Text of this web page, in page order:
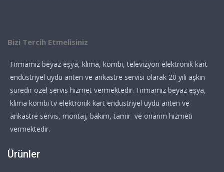
Bizi Tercih Etmelisiniz
Firmamız beyaz eşya, klima, kombi, televizyon elektronik kart
endüstriyel uydu anten ve ankastre servisi olarak 20 yılı aşkın
süredir özel servis hizmet vermektedir. Firmamız beyaz eşya,
klima kombi tv elektronik kart endüstriyel uydu anten ve
ankastre servis, montaj, bakım, tamir ve onarım hizmeti
vermektedir.
Ürünler